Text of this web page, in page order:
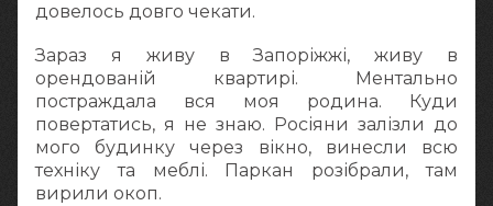
довелось довго чекати.
Зараз я живу в Запоріжжі, живу в
орендованій квартирі. Ментально
постраждала вся моя родина. Куди
повертатись, я не знаю. Росіяни залізли до
мого будинку через вікно, винесли всю
техніку та меблі. Паркан розібрали, там
вирили окоп.